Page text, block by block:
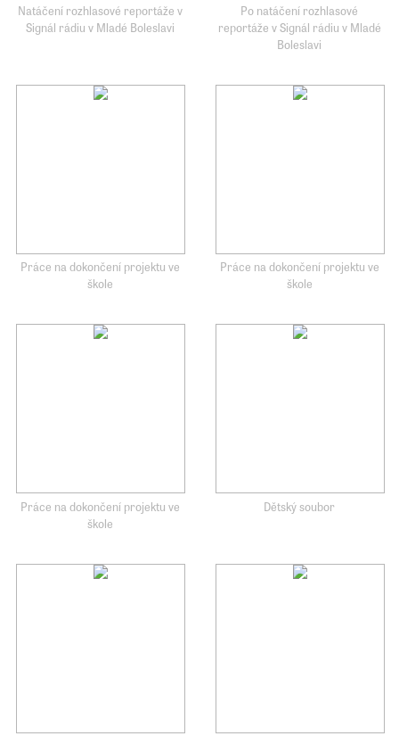
Natáčení rozhlasové reportáže v
Signál rádiu v Mladé Boleslavi
Po natáčení rozhlasové
reportáže v Signál rádiu v Mladé
Boleslavi
Práce na dokončení projektu ve
škole
Práce na dokončení projektu ve
škole
Práce na dokončení projektu ve
škole
Dětský soubor